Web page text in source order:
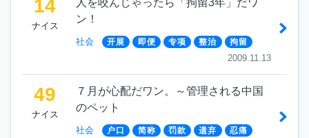
14
ナイス
人を咬んじゃったら「拘留3年」だワ
ン！
社会 开展 即便 专项 整治 拘留
2009.11.13
49
ナイス
７月が心配だワン。～管理される中国
のペット
社会 户口 简称 罚款 遗弃 忍痛